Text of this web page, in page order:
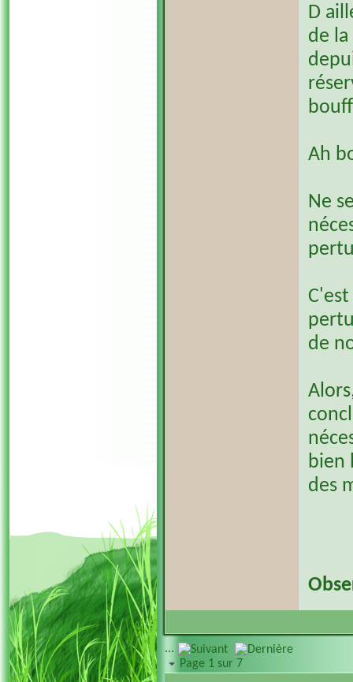
D
de
Ah
Ne
de
bien
des
...
Page 1 sur 7